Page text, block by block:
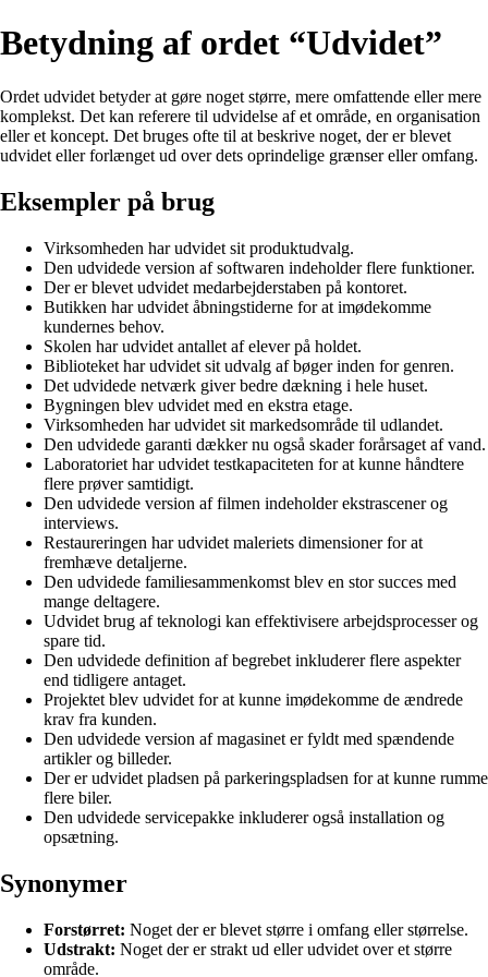
Betydning af ordet “Udvidet”
Ordet udvidet betyder at gøre noget større, mere omfattende eller mere
komplekst. Det kan referere til udvidelse af et område, en organisation
eller et koncept. Det bruges ofte til at beskrive noget, der er blevet
udvidet eller forlænget ud over dets oprindelige grænser eller omfang.
Eksempler på brug
Virksomheden har udvidet sit produktudvalg.
Den udvidede version af softwaren indeholder flere funktioner.
Der er blevet udvidet medarbejderstaben på kontoret.
Butikken har udvidet åbningstiderne for at imødekomme
kundernes behov.
Skolen har udvidet antallet af elever på holdet.
Biblioteket har udvidet sit udvalg af bøger inden for genren.
Det udvidede netværk giver bedre dækning i hele huset.
Bygningen blev udvidet med en ekstra etage.
Virksomheden har udvidet sit markedsområde til udlandet.
Den udvidede garanti dækker nu også skader forårsaget af vand.
Laboratoriet har udvidet testkapaciteten for at kunne håndtere
flere prøver samtidigt.
Den udvidede version af filmen indeholder ekstrascener og
interviews.
Restaureringen har udvidet maleriets dimensioner for at
fremhæve detaljerne.
Den udvidede familiesammenkomst blev en stor succes med
mange deltagere.
Udvidet brug af teknologi kan effektivisere arbejdsprocesser og
spare tid.
Den udvidede definition af begrebet inkluderer flere aspekter
end tidligere antaget.
Projektet blev udvidet for at kunne imødekomme de ændrede
krav fra kunden.
Den udvidede version af magasinet er fyldt med spændende
artikler og billeder.
Der er udvidet pladsen på parkeringspladsen for at kunne rumme
flere biler.
Den udvidede servicepakke inkluderer også installation og
opsætning.
Synonymer
Forstørret: Noget der er blevet større i omfang eller størrelse.
Udstrakt: Noget der er strakt ud eller udvidet over et større
område.